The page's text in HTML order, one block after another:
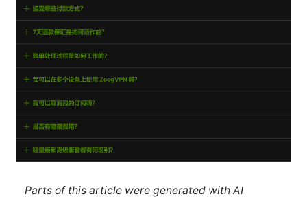
Parts of this article were generated with AI